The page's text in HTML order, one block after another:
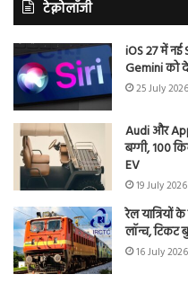
टेक्नोलॉजी
iOS 27 में नई
Gemini को
25 July
Audi और
बग्गी, 100
EV
19 July
रेल यात्रियों
लॉन्च,
16 July